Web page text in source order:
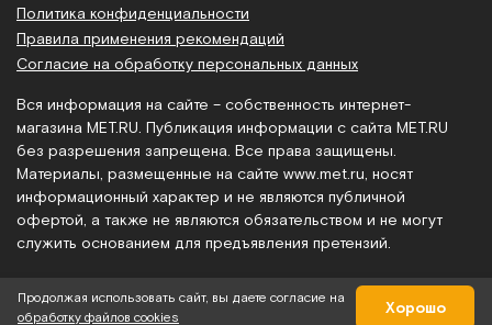
Политика конфиденциальности
Правила применения рекомендаций
Согласие на обработку персональных данных
Вся информация на сайте – собственность интернет-
магазина MET.RU. Публикация информации с сайта MET.RU
без разрешения запрещена. Все права защищены.
Материалы, размещенные на сайте www.met.ru , носят
информационный характер и не являются публичной
офертой, а также не являются обязательством и не могут
служить основанием для предъявления претензий.
Продолжая использовать сайт, вы даете согласие на
обработку файлов cookies
Хорошо